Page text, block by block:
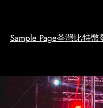
contentSample Page荃灣比特幣